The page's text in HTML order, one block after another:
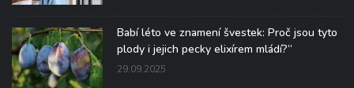
Babí léto ve znamení švestek: Proč jsou tyto
plody i jejich pecky elixírem mládí?“
29.09.2025